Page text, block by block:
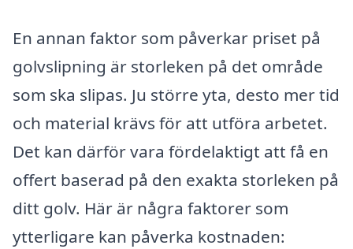
En annan faktor som påverkar priset på
golvslipning är storleken på det område
som ska slipas. Ju större yta, desto mer tid
och material krävs för att utföra arbetet.
Det kan därför vara fördelaktigt att få en
offert baserad på den exakta storleken på
ditt golv. Här är några faktorer som
ytterligare kan påverka kostnaden: